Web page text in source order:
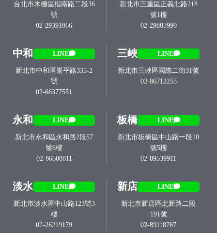
台北市木柵區指南路二段36
號
02-29391066
新北市三重區正義北路218
號1樓
02-29803990
中和 LINE
新北市中和區景平路335-2
號
02-66377551
三峽 LINE
新北市三峽區國際二街31號
02-86712255
永和 LINE
新北市永和區永和路2段57
號6樓
02-86608811
板橋 LINE
新北市板橋區中山路一段10
號5樓
02-89539911
淡水 LINE
新北市淡水區中山路123號3
樓
02-26219179
新店 LINE
新北市新店區北新路二段
191號
02-89118787